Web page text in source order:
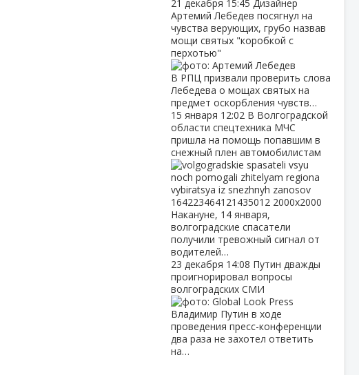
21 декабря 15:45 Дизайнер
Артемий Лебедев посягнул на
чувства верующих, грубо назвав
мощи святых "коробкой с
перхотью"
В РПЦ призвали проверить слова
Лебедева о мощах святых на
предмет оскорбления чувств…
15 января 12:02 В Волгоградской
области спецтехника МЧС
пришла на помощь попавшим в
снежный плен автомобилистам
Накануне, 14 января,
волгоградские спасатели
получили тревожный сигнал от
водителей…
23 декабря 14:08 Путин дважды
проигнорировал вопросы
волгоградских СМИ
Владимир Путин в ходе
проведения пресс-конференции
два раза не захотел ответить
на…